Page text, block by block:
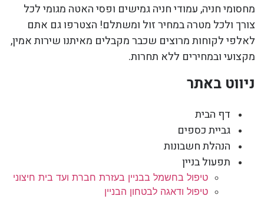
מחסומי חניה, עמודי חניה גמישים ופסי האטה מגומי לכל
צורך ולכל מטרה במחיר זול ומשתלם! הצטרפו גם אתם
לאלפי לקוחות מרוצים שכבר מקבלים מאיתנו שירות אמין,
מקצועי ובמחירים ללא תחרות.
ניווט באתר
דף הבית
גביית כספים
הנהלת חשבונות
תפעול בניין
טיפול בחשמל בבניין בעזרת חברת ועד בית חיצוני
טיפול ודאגה לבטחון הבניין